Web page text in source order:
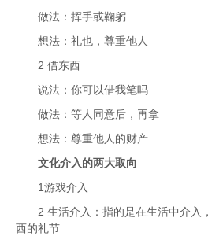
做法：挥手或鞠躬
想法：礼也，尊重他人
2 借东西
说法：你可以借我笔吗
做法：等人同意后，再拿
想法：尊重他人的财产
文化介入的两大取向
1游戏介入
2 生活介入：指的是在生活中介入
西的礼节